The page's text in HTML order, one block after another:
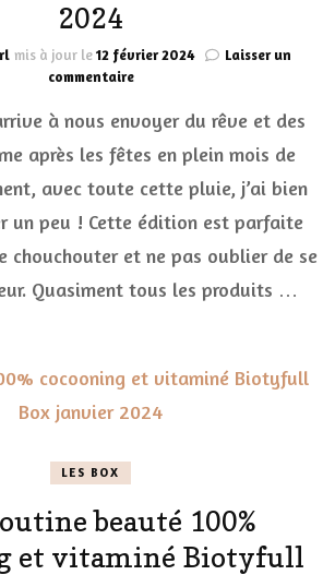
2024
mis à jour le12 février 2024
Laisser un
commentairesur
superbe
« Chic
et
Biotyfull
Box
février
2024
à nous envoyer du rêve et des
après les fêtes en plein mois de
avec toute cette pluie, j’ai bien
un peu ! Cette édition est parfaite
chouchouter et ne pas oublier de se
Quasiment tous les produits …
LES BOX
beauté 100%
et vitaminé Biotyfull